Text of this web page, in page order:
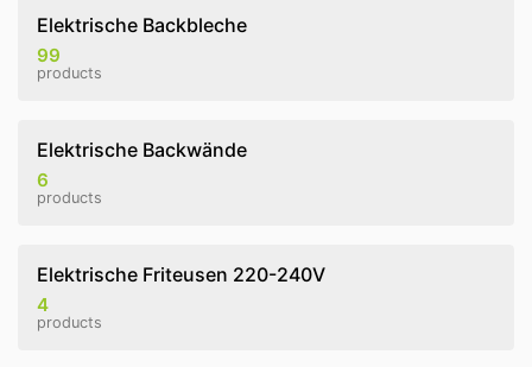
Elektrische Backbleche
99
products
Elektrische Backwände
6
products
Elektrische Friteusen 220-240V
4
products